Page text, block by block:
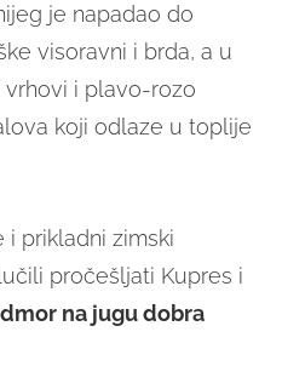
je napadao do
visoravni i brda, a u
vrhovi i plavo-rozo
koji odlaze u toplije
i prikladni zimski
pročešljati Kupres i
na jugu dobra